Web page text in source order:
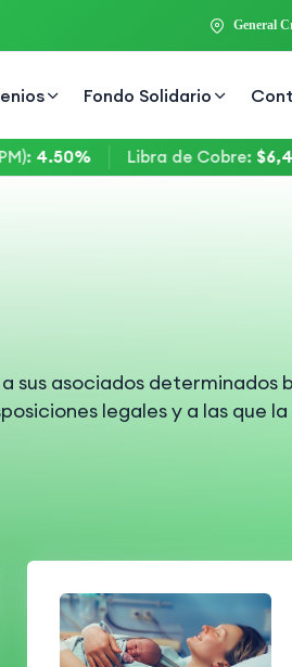
General
Fondo Solidario
4.50% Libra de Cobre: $6,45
asociados determinados
legales y a las que